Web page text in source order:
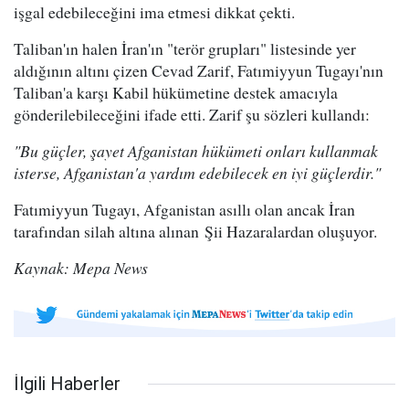
işgal edebileceğini ima etmesi dikkat çekti.
Taliban'ın halen İran'ın "terör grupları" listesinde yer
aldığının altını çizen Cevad Zarif, Fatımiyyun Tugayı'nın
Taliban'a karşı Kabil hükümetine destek amacıyla
gönderilebileceğini ifade etti. Zarif şu sözleri kullandı:
"Bu güçler, şayet Afganistan hükümeti onları kullanmak
isterse, Afganistan'a yardım edebilecek en iyi güçlerdir."
Fatımiyyun Tugayı, Afganistan asıllı olan ancak İran
tarafından silah altına alınan Şii Hazaralardan oluşuyor.
Kaynak: Mepa News
İlgili Haberler